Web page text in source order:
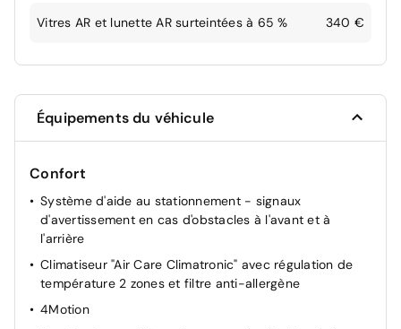
Vitres AR et lunette AR surteintées à 65 % 340 €
Équipements du véhicule
Confort
Système d'aide au stationnement - signaux
d'avertissement en cas d'obstacles à l'avant et à
l'arrière
Climatiseur "Air Care Climatronic" avec régulation de
température 2 zones et filtre anti-allergène
4Motion